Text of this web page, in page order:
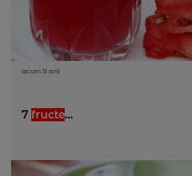
acum 11 ani
7 fructe...